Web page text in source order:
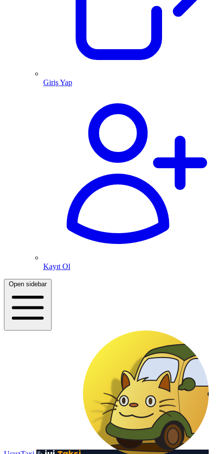
Giriş Yap
Kayıt Ol
Open sidebar